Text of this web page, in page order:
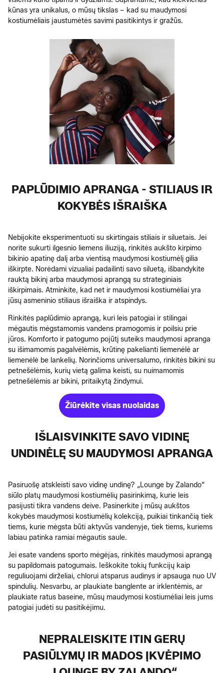
kūnas yra unikalus, o mūsų tikslas – kad su maudymosi
kostiumėliais jaustumėtės savimi pasitikintys ir gražūs.
PAPLŪDIMIO APRANGA - STILIAUS IR
KOKYBĖS IŠRAIŠKA
Nebijokite eksperimentuoti su skirtingais stiliais ir siluetais. Jei
norite sukurti ilgesnio liemens iliuziją, rinkitės aukšto kirpimo
bikinio apatinę dalį arba vientisą maudymosi kostiumėlį gilia
iškirpte. Norėdami vizualiai padailinti savo siluetą, išbandykite
rauktą bikinį arba maudymosi aprangą su strateginiais
iškirpimais. Atminkite, kad net ir maudymosi kostiumėliai yra
jūsų asmeninio stiliaus išraiška ir atspindys.
Rinkitės paplūdimio aprangą, kuri leis patogiai ir stilingai
mėgautis mėgstamomis vandens pramogomis ir poilsiu prie
jūros. Komforto ir patogumo pojūtį suteiks maudymosi apranga
su išimamomis pagalvėlėmis, krūtinę pakelianti liemenėlė ar
liemenėlė be lankelių. Norinčioms universalumo, rinkitės bikini su
petnešėlėmis, kurių vietą galima keisti, su nuimamomis
petnešėlėmis ar bikini, pritaikytą žindymui.
Žiūrėkite visas nuolaidas
IŠLAISVINKITE SAVO VIDINĘ
UNDINĖLĘ SU MAUDYMOSI APRANGA
Pasiruošę atskleisti savo vidinę undinę? „Lounge by Zalando“
siūlo platų maudymosi kostiumėlių pasirinkimą, kurie leis
pasijusti tikra vandens deive. Pasinerkite į mūsų aukštos
kokybės maudymosi kostiumėlių kolekciją, puikiai tinkančią tiek
tiems, kurie mėgsta būti aktyvūs vandenyje, tiek tiems, kuriems
labiau patinka ramiai mėgautis saule.
Jei esate vandens sporto mėgėjas, rinkitės maudymosi aprangą
su papildomais patogumais. Ieškokite tokių funkcijų kaip
reguliuojami dirželiai, chlorui atsparus audinys ir apsauga nuo UV
spindulių. Nesvarbu, ar plaukiate banglente ar irklentėmis, ar
plaukiate ratus baseine, mūsų maudymosi kostiumėliai leis jums
patogiai judėti su pasitikėjimu.
NEPRALEISKITE ITIN GERŲ
PASIŪLYMŲ IR MADOS ĮKVĖPIMO